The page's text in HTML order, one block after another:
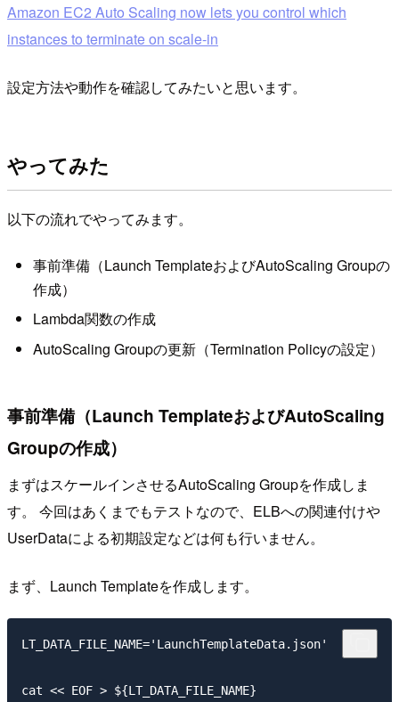
Amazon EC2 Auto Scaling now lets you control which
instances to terminate on scale-in
設定方法や動作を確認してみたいと思います。
やってみた
以下の流れでやってみます。
事前準備（Launch TemplateおよびAutoScaling Groupの
作成）
Lambda関数の作成
AutoScaling Groupの更新（Termination Policyの設定）
事前準備（Launch TemplateおよびAutoScaling
Groupの作成）
まずはスケールインさせるAutoScaling Groupを作成しま
す。 今回はあくまでもテストなので、ELBへの関連付けや
UserDataによる初期設定などは何も行いません。
まず、Launch Templateを作成します。
LT_DATA_FILE_NAME='LaunchTemplateData.json'
cat << EOF > ${LT_DATA_FILE_NAME}